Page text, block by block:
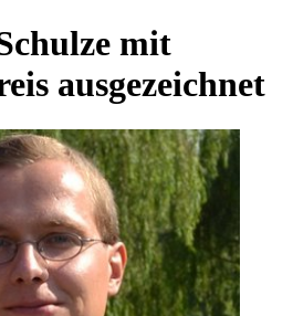
mit
ausgezeichnet